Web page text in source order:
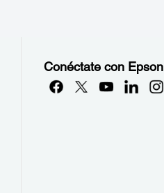
Conéctate con Epson